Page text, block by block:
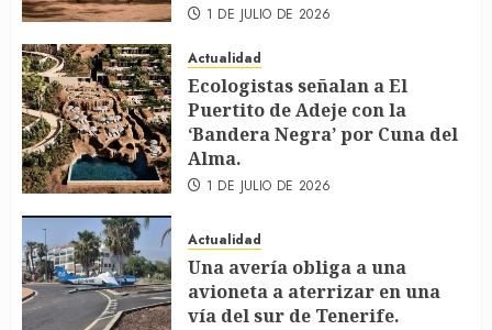
1 DE JULIO DE 2026
Actualidad
Ecologistas señalan a El
Puertito de Adeje con la
‘Bandera Negra’ por Cuna del
Alma.
1 DE JULIO DE 2026
Actualidad
Una avería obliga a una
avioneta a aterrizar en una
vía del sur de Tenerife.